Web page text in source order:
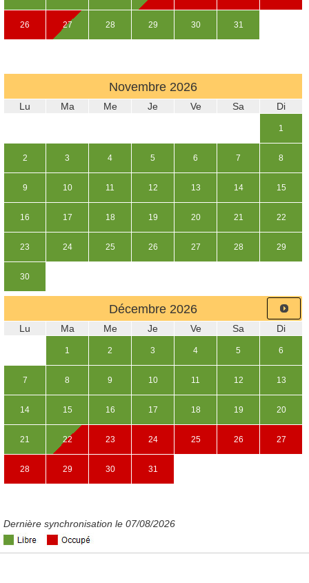
26 27 28 29 30 31
Novembre 2026
Lu Ma Me Je Ve Sa Di
1
2 3 4 5 6 7 8
9 10 11 12 13 14 15
16 17 18 19 20 21 22
23 24 25 26 27 28 29
30
Décembre 2026
Lu Ma Me Je Ve Sa Di
1 2 3 4 5 6
7 8 9 10 11 12 13
14 15 16 17 18 19 20
21 22 23 24 25 26 27
28 29 30 31
Dernière synchronisation le 07/08/2026